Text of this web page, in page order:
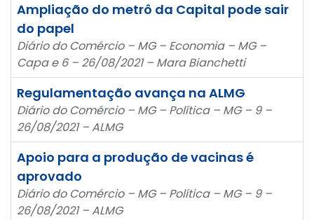
Ampliação do metrô da Capital pode sair
do papel
Diário do Comércio – MG – Economia – MG –
Capa e 6 – 26/08/2021 – Mara Bianchetti
Regulamentação avança na ALMG
Diário do Comércio – MG – Política – MG – 9 –
26/08/2021 – ALMG
Apoio para a produção de vacinas é
aprovado
Diário do Comércio – MG – Política – MG – 9 –
26/08/2021 – ALMG